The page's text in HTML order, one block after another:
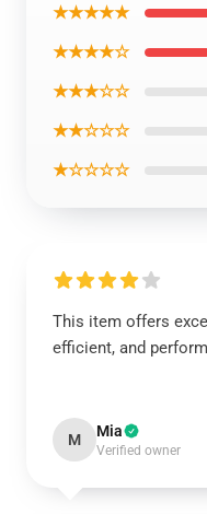
★★★★★
★★★★☆
★★★☆☆
★★☆☆☆
★☆☆☆☆
This item offers
efficient, and
M Mia
Verified owner